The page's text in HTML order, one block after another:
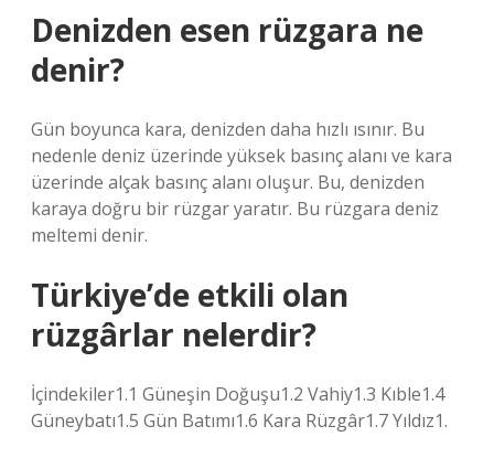
Denizden esen rüzgara ne
denir?
Gün boyunca kara, denizden daha hızlı ısınır. Bu
nedenle deniz üzerinde yüksek basınç alanı ve kara
üzerinde alçak basınç alanı oluşur. Bu, denizden
karaya doğru bir rüzgar yaratır. Bu rüzgara deniz
meltemi denir.
Türkiye’de etkili olan
rüzgârlar nelerdir?
İçindekiler1.1 Güneşin Doğuşu1.2 Vahiy1.3 Kıble1.4
Güneybatı1.5 Gün Batımı1.6 Kara Rüzgâr1.7 Yıldız1.